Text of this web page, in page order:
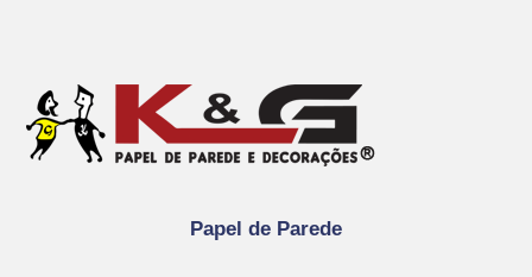
Papel de Parede